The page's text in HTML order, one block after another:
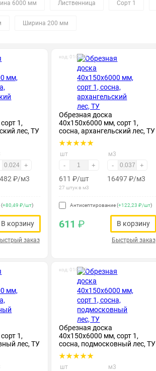
6000 мм Лиственница Сорт 1
Ширина 200 мм
1,
лес, ТУ
+
₽/м3
(+80,49 ₽/шт)
В корзину
заказ
код: 010037
Обрезная доска
40х150х6000 мм, сорт 1,
сосна, архангельский лес, ТУ
шт
- +
611 ₽/шт
27 штук в м3
м3
- +
16497₽/м3
Антисептирование (+122,23 ₽/шт)
611 ₽ В корзину
Быстрый заказ
1,
лес, ТУ
код: 010117
Обрезная доска
40х150х6000 мм, сорт 1,
сосна, подмосковный лес, ТУ
шт м3